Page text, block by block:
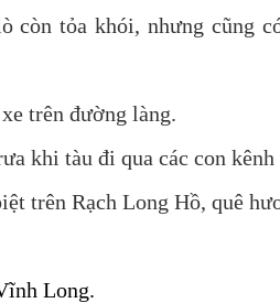
còn tỏa khói, nhưng cũng
trên đường làng.
khi tàu đi qua các con
trên Rạch Long Hồ, quê
Long.